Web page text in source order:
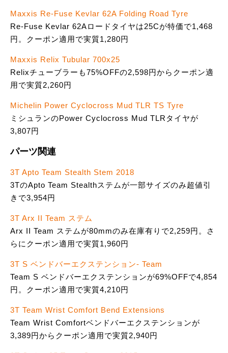
Maxxis Re-Fuse Kevlar 62A Folding Road Tyre
Re-Fuse Kevlar 62Aロードタイヤは25Cが特価で1,468
円。クーポン適用で実質1,280円
Maxxis Relix Tubular 700x25
Relixチューブラーも75%OFFの2,598円からクーポン適
用で実質2,260円
Michelin Power Cyclocross Mud TLR TS Tyre
ミシュランのPower Cyclocross Mud TLRタイヤが
3,807円
パーツ関連
3T Apto Team Stealth Stem 2018
3TのApto Team Stealthステムが一部サイズのみ超値引
きで3,954円
3T Arx II Team ステム
Arx II Team ステムが80mmのみ在庫有りで2,259円。さ
らにクーポン適用で実質1,960円
3T S ベンドバーエクステンション- Team
Team S ベンドバーエクステンションが69%OFFで4,854
円。クーポン適用で実質4,210円
3T Team Wrist Comfort Bend Extensions
Team Wrist Comfortベンドバーエクステンションが
3,389円からクーポン適用で実質2,940円